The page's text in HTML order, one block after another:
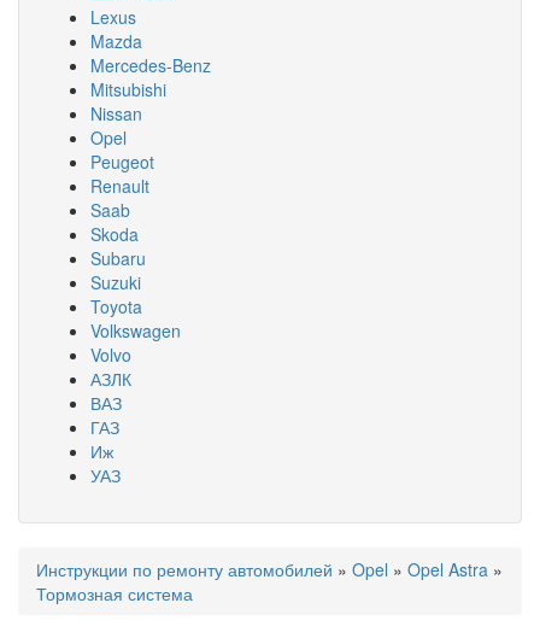
Lexus
Mazda
Mercedes-Benz
Mitsubishi
Nissan
Opel
Peugeot
Renault
Saab
Skoda
Subaru
Suzuki
Toyota
Volkswagen
Volvo
АЗЛК
ВАЗ
ГАЗ
Иж
УАЗ
Вы здесь
Инструкции по ремонту автомобилей » Opel » Opel Astra »
Тормозная система